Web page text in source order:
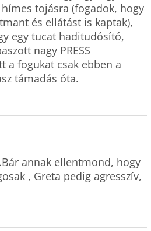
tojásra (fogadok, hogy
és ellátást is kaptak),
egy tucat haditudósító,
nagy PRESS
a fogukat csak ebben a
annak ellentmond, hogy
, Greta pedig agresszív,